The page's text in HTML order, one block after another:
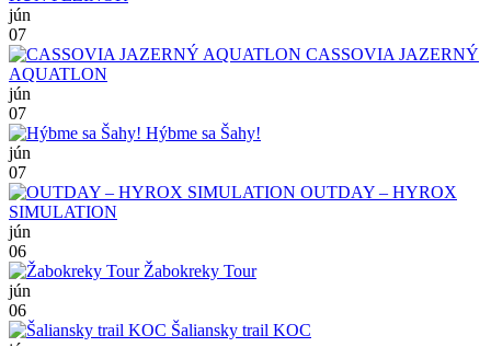
jún
07
CASSOVIA JAZERNÝ
AQUATLON
jún
07
Hýbme sa Šahy!
jún
07
OUTDAY – HYROX
SIMULATION
jún
06
Žabokreky Tour
jún
06
Šaliansky trail KOC